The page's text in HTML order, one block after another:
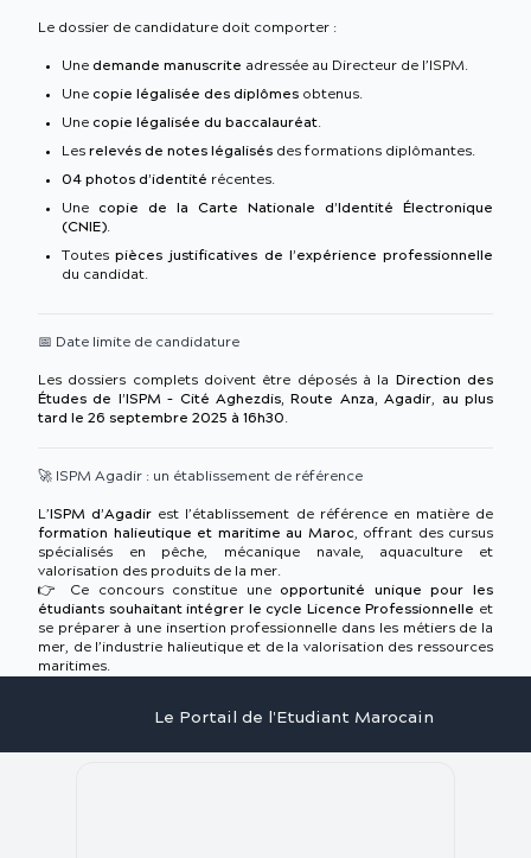
Le dossier de candidature doit comporter :
Une demande manuscrite adressée au Directeur de l’ISPM.
Une copie légalisée des diplômes obtenus.
Une copie légalisée du baccalauréat.
Les relevés de notes légalisés des formations diplômantes.
04 photos d’identité récentes.
Une copie de la Carte Nationale d’Identité Électronique
(CNIE).
Toutespièces justificatives de l’expérience professionnelle
du candidat.
📅 Date limite de candidature
Les dossiers complets doivent être déposés à la Direction des
Études de l’ISPM – Cité Aghezdis, Route Anza, Agadir, au plus
tard le 26 septembre 2025 à 16h30.
🚀 ISPM Agadir : un établissement de référence
L’ISPM d’Agadir est l’établissement de référence en matière de
formation halieutique et maritime au Maroc, offrant des cursus
spécialisés en pêche, mécanique navale, aquaculture et
valorisation des produits de la mer.
👉 Ce concours constitue une opportunité unique pour les
étudiants souhaitant intégrer le cycle Licence Professionnelle et
se préparer à une insertion professionnelle dans les métiers de la
mer, de l’industrie halieutique et de la valorisation des ressources
maritimes.
Le Portail de l'Etudiant Marocain